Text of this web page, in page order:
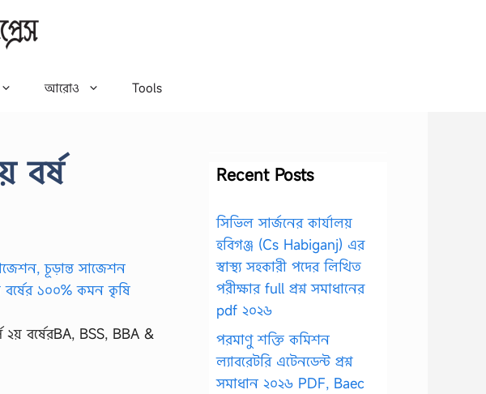
আরোও Tools
বর্ষ
২য় বর্ষেরBA, BSS, BBA &
Recent Posts
সিভিল সার্জনের কার্যালয়
হবিগঞ্জ (Cs Habiganj) এর
স্বাস্থ্য সহকারী পদের লিখিত
পরীক্ষার full প্রশ্ন সমাধানের
pdf ২০২৬
পরমাণু শক্তি কমিশন
ল্যাবরেটরি এটেনডেন্ট প্রশ্ন
সমাধান ২০২৬ PDF, Baec